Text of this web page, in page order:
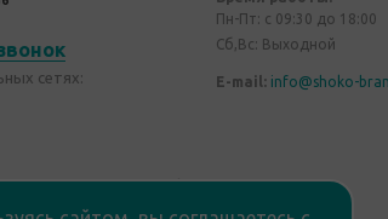
сетях:
Пн-Пт: с 09:30 до 18:00
Сб,Вс: Выходной
E-mail: info@shoko-
Политика конфиденциальности